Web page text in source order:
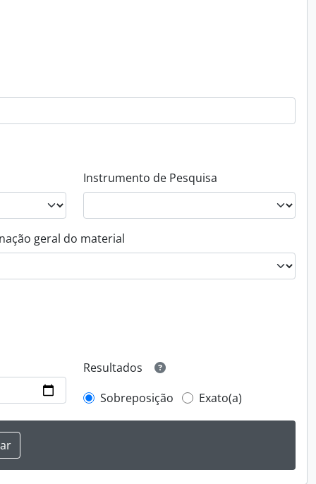
Instrumento de Pesquisa
geral do material
Resultados
Sobreposição
Exato(a)